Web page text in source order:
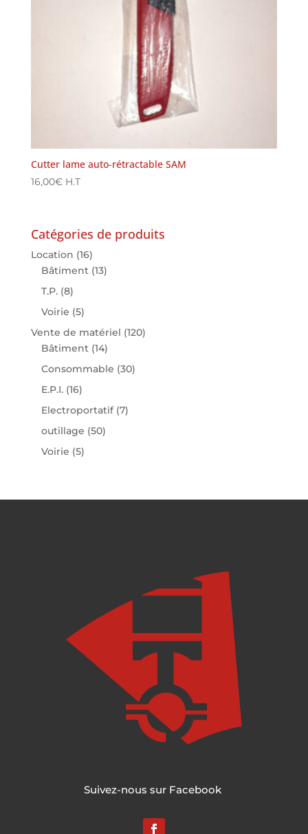
Cutter lame auto-rétractable SAM
16,00€ H.T
Catégories de produits
Location (16)
Bâtiment (13)
T.P. (8)
Voirie (5)
Vente de matériel (120)
Bâtiment (14)
Consommable (30)
E.P.I. (16)
Electroportatif (7)
outillage (50)
Voirie (5)
Suivez-nous sur Facebook